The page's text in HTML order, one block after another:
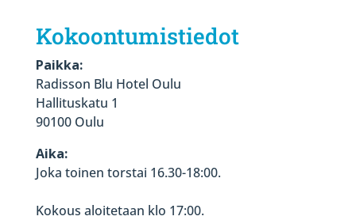
Kokoontumistiedot
Paikka:
Radisson Blu Hotel Oulu
Hallituskatu 1
90100 Oulu
Aika:
Joka toinen torstai 16.30-18:00.
Kokous aloitetaan klo 17:00.